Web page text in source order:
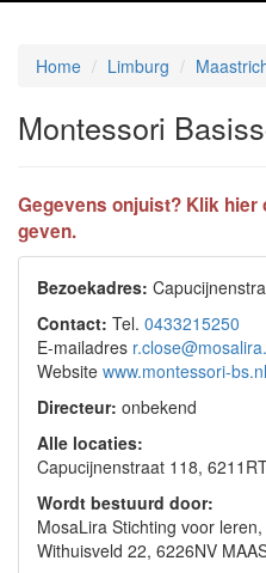
Home Limburg
Montessori
Gegevens onjuist? Klik hier
geven.
Bezoekadres:
Contact: Tel. 0433215250
E-mailadres
Website www.montessori-bs.nl
Directeur: onbekend
Alle locaties:
Capucijnenstraat 118,
Wordt bestuurd door:
MosaLira Stichting voor
Withuisveld 22, 6226NV